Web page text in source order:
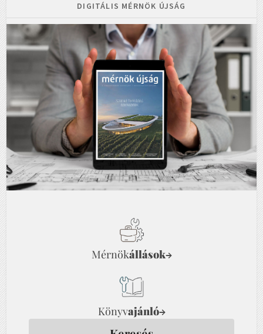
DIGITÁLIS MÉRNÖK ÚJSÁG
Mérnökállások→
Könyvajánló→